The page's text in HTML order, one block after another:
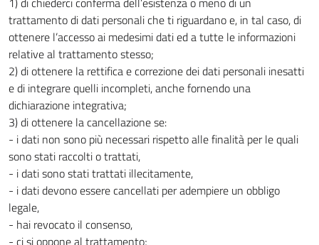
trattamento di dati personali che ti riguardano e, in tal caso, di
ottenere l’accesso ai medesimi dati ed a tutte le informazioni
relative al trattamento stesso;
2) di ottenere la rettifica e correzione dei dati personali inesatti
e di integrare quelli incompleti, anche fornendo una
dichiarazione integrativa;
3) di ottenere la cancellazione se:
- i dati non sono più necessari rispetto alle finalità per le quali
sono stati raccolti o trattati,
- i dati sono stati trattati illecitamente,
- i dati devono essere cancellati per adempiere un obbligo
legale,
- hai revocato il consenso,
- ci si oppone al trattamento;